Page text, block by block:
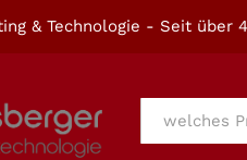
& Technologie - Seit
Alle